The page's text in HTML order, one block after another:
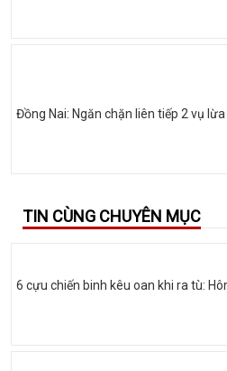
Đồng Nai: Ngăn chặn liên tiếp 2 vụ
TIN CÙNG CHUYÊN MỤC
6 cựu chiến binh kêu oan khi ra tù: